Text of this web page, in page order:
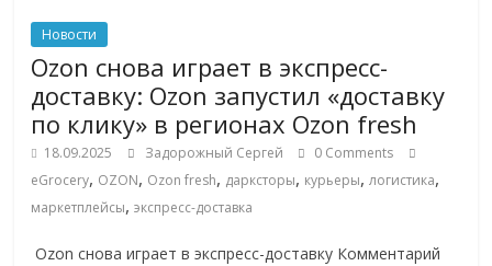
Новости
Ozon снова играет в экспресс-
доставку: Ozon запустил «доставку
по клику» в регионах Ozon fresh
18.09.2025 Задорожный Сергей
0 Comments
eGrocery, OZON, Ozon fresh, дарксторы, курьеры,логистика,
маркетплейсы,экспресс-доставка
Ozon снова играет в экспресс-доставку Комментарий